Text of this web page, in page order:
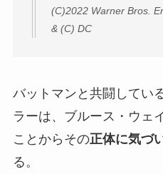
(C)2022 Warner Bros.
& (C) DC
バットマンと共闘してい
ラーは、ブルース・ウェ
ことからその正体に気づ
る。